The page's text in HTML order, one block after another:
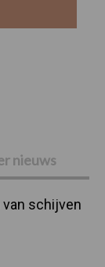
nieuws
schijven